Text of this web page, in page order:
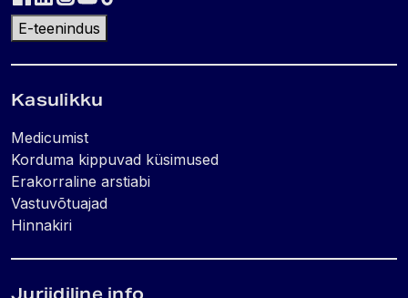
E-teenindus
Kasulikku
Medicumist
Korduma kippuvad küsimused
Erakorraline arstiabi
Vastuvõtuajad
Hinnakiri